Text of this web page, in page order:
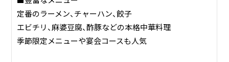
定番のラーメン、チャーハン、餃子
エビチリ、麻婆豆腐、酢豚などの本格中華料理
季節限定メニューや宴会コースも人気